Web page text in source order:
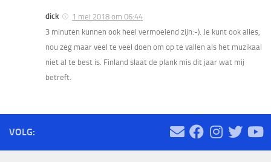
dick
1 mei 2018 om 06:44
3 minuten kunnen ook heel vermoeiend zijn:-). Je kunt ook alles,
nou zeg maar veel te veel doen om op te vallen als het muzikaal
niet al te best is. Finland slaat de plank mis dit jaar wat mij
betreft.
VOLG: